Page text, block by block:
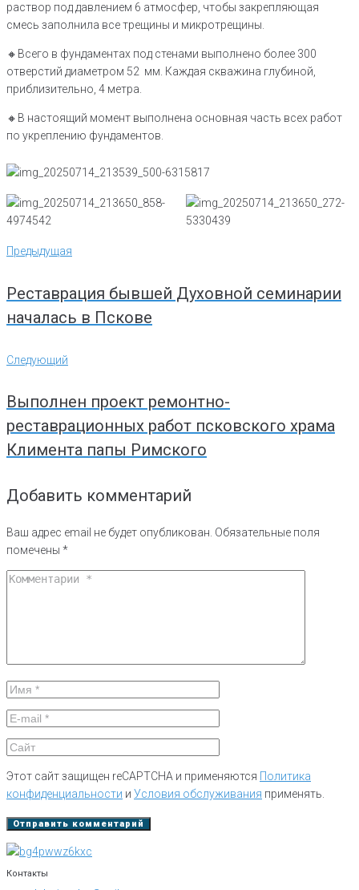
раствор под давлением 6 атмосфер, чтобы закрепляющая
смесь заполнила все трещины и микротрещины.
🔸️Всего в фундаментах под стенами выполнено более 300
отверстий диаметром 52 мм. Каждая скважина глубиной,
приблизительно, 4 метра.
🔸В настоящий момент выполнена основная часть всех работ
по укреплению фундаментов.
Навигация
по
Предыдущая
Предыдущая
Реставрация бывшей Духовной семинарии
началась в Пскове
Следующий
Следующий
Выполнен проект ремонтно-
реставрационных работ псковского храма
Климента папы Римского
Добавить комментарий
Ваш адрес email не будет опубликован. Обязательные поля
помечены *
Этот сайт защищен reCAPTCHA и применяются Политика
конфиденциальности и Условия обслуживания применять.
Контакты